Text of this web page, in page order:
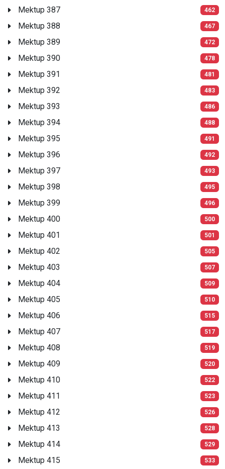
Mektup 387 462
Mektup 388 467
Mektup 389 472
Mektup 390 478
Mektup 391 481
Mektup 392 483
Mektup 393 486
Mektup 394 488
Mektup 395 491
Mektup 396 492
Mektup 397 493
Mektup 398 495
Mektup 399 496
Mektup 400 500
Mektup 401 501
Mektup 402 505
Mektup 403 507
Mektup 404 509
Mektup 405 510
Mektup 406 515
Mektup 407 517
Mektup 408 519
Mektup 409 520
Mektup 410 522
Mektup 411 523
Mektup 412 526
Mektup 413 528
Mektup 414 529
Mektup 415 533